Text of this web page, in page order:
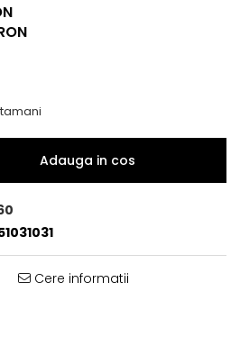
Adauga in cos
Cere informatii